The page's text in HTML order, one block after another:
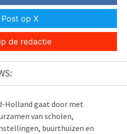
Post op X
de redactie
Holland gaat door met
van scholen,
buurthuizen en